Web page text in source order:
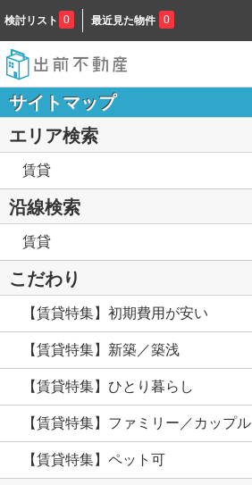
検討リスト 0 最近見た物件 0
サイトマップ
エリア検索
賃貸
沿線検索
賃貸
こだわり
【賃貸特集】初期費用が安い
【賃貸特集】新築／築浅
【賃貸特集】ひとり暮らし
【賃貸特集】ファミリー／カップル
【賃貸特集】ペット可